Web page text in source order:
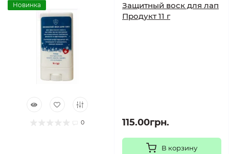
Новинка
0
Защитный воск для лап
Продукт 11 г
115.00грн.
В корзину